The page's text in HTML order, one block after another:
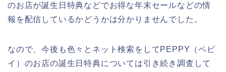
のお店が誕生日特典などでお得な年末セールなどの情
報を配信しているかどうかは分かりませんでした。
なので、今後も色々とネット検索をしてPEPPY（ペピ
イ）のお店の誕生日特典については引き続き調査して